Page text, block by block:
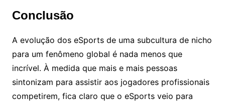
Conclusão
A evolução dos eSports de uma subcultura de nicho
para um fenômeno global é nada menos que
incrível. À medida que mais e mais pessoas
sintonizam para assistir aos jogadores profissionais
competirem, fica claro que o eSports veio para